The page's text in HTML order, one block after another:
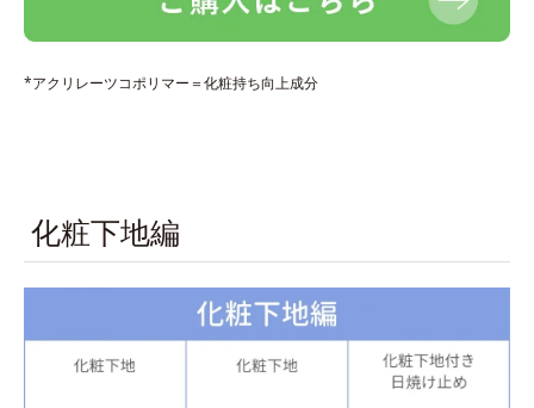
*アクリレーツコポリマー＝化粧持ち向上成分
化粧下地編